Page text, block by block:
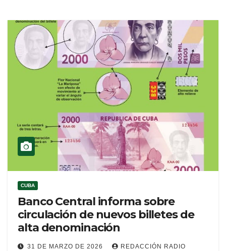
CUBA
Banco Central informa sobre
circulación de nuevos billetes de
alta denominación
31 DE MARZO DE 2026
REDACCIÓN RADIO